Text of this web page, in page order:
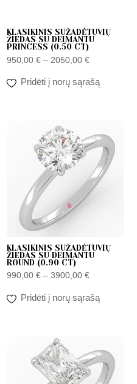
KLASIKINIS SUŽADĖTUVIŲ
ŽIEDAS SU DEIMANTU
PRINCESS (0.50 CT)
950,00 € – 2050,00 €
Pridėti į norų sąrašą
KLASIKINIS SUŽADĖTUVIŲ
ŽIEDAS SU DEIMANTU
ROUND (0.90 CT)
990,00 € – 3900,00 €
range:
990,00 €
through
3900,00 €
Pridėti į norų sąrašą
range:
1100,00 €
through
2800,00 €